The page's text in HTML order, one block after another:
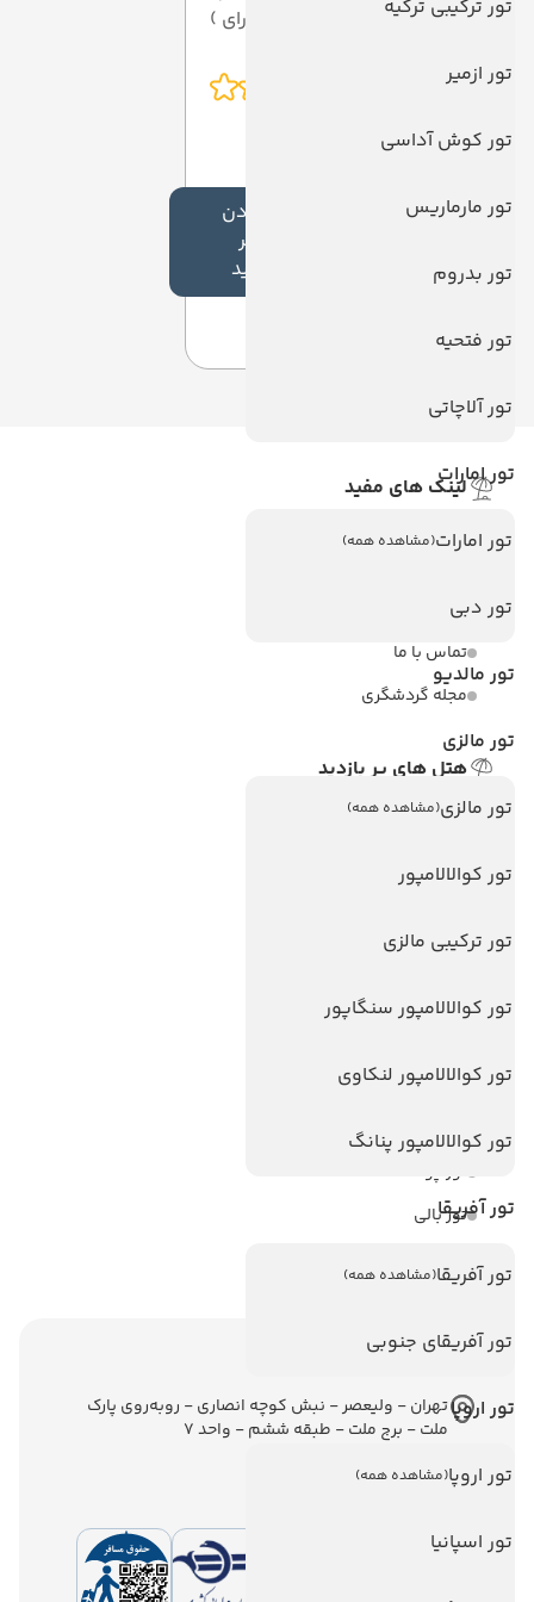
تور ترکیبی ترکیه
تور ازمیر
تور کوش آداسی
تور مارماریس
تور بدروم
تور فتحیه
تور آلاچاتی
تور امارات
تور امارات(مشاهده همه)
تور دبی
تور مالدیو
تور مالزی
تور مالزی(مشاهده همه)
تور کوالالامپور
تور ترکیبی مالزی
تور کوالالامپور سنگاپور
تور کوالالامپور لنکاوی
تور کوالالامپور پنانگ
تور آفریقا
تور آفریقا(مشاهده همه)
تور آفریقای جنوبی
تور اروپا
تور اروپا(مشاهده همه)
تور اسپانیا
افزودن
نظر
جدید
لینک های مفید
درباره ما
تماس با ما
مجله گردشگری
هتل های پر بازدید
هتل های آنتالیا
هتل های تایلند
هتل های اندونزی
تور استانبول
تور آنتالیا
تور پوکت
تور بالی
اطلاعات تماس
تهران - ولیعصر - نبش کوچه انصاری - روبه‌روی پارک
ملت - برج ملت - طبقه ششم - واحد 7